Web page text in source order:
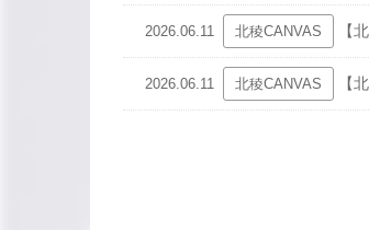
2026.06.11 北稜CANVAS 【
2026.06.11 北稜CANVAS 【